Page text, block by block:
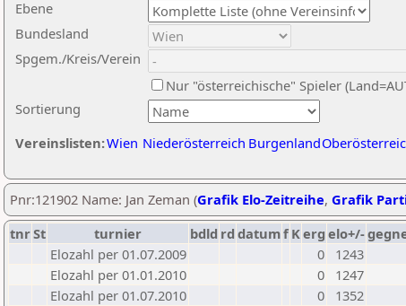
Ebene
Sortierung
Bundesland
Spgem./Kreis/Verein
Nur "österreichische" Spieler
Vereinslisten:Wien Niederösterreich Burgenland
Pnr:121902 Name: Jan Zeman (Grafik Elo-Zeitreihe, Grafik
tnrSt turnier bdld rd datumf Kerg elo+/-
Elozahl per 01.07.2009
0
1243
Elozahl per 01.01.2010
0
1247
Elozahl per 01.07.2010
0
1352